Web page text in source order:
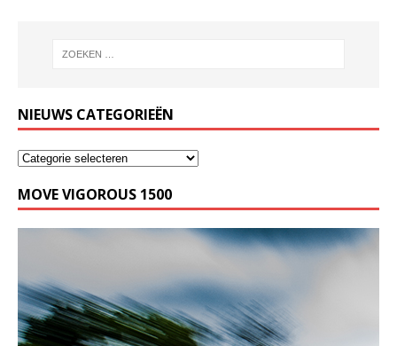
NIEUWS CATEGORIEËN
MOVE VIGOROUS 1500